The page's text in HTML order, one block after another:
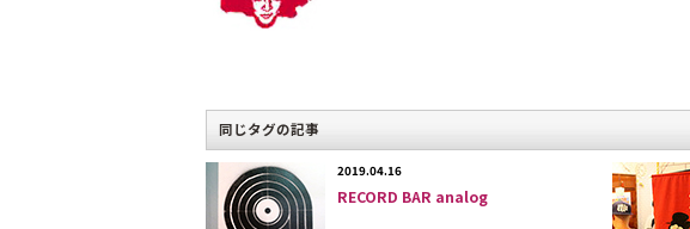
オーソドックスな空間。
同じタグの記事
2019.04.16
RECORD BAR analog